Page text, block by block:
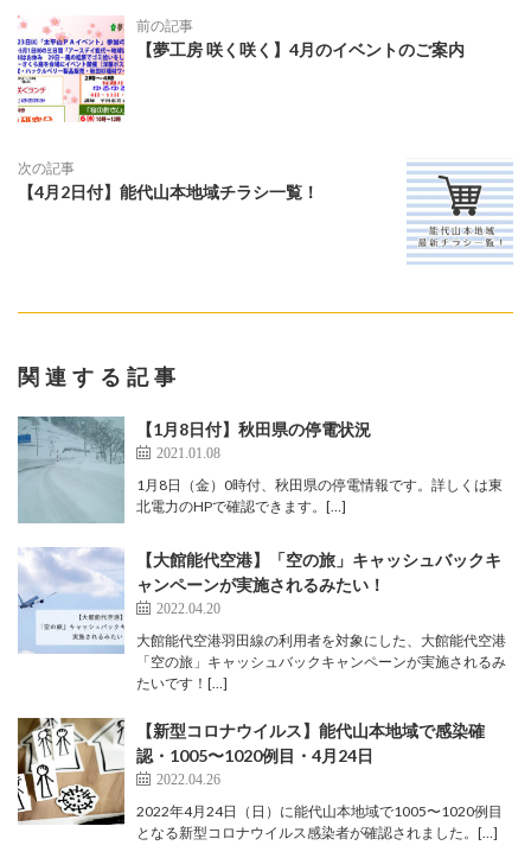
前の記事
【夢工房 咲く咲く】4月のイベントのご案内
次の記事
【4月2日付】能代山本地域チラシ一覧！
関連する記事
【1月8日付】秋田県の停電状況
2021.01.08
1月8日（金）0時付、秋田県の停電情報です。詳しくは東
北電力のHPで確認できます。[…]
【大館能代空港】「空の旅」キャッシュバックキ
ャンペーンが実施されるみたい！
2022.04.20
大館能代空港羽田線の利用者を対象にした、大館能代空港
「空の旅」キャッシュバックキャンペーンが実施されるみ
たいです！[…]
【新型コロナウイルス】能代山本地域で感染確
認・1005〜1020例目・4月24日
2022.04.26
2022年4月24日（日）に能代山本地域で1005〜1020例目
となる新型コロナウイルス感染者が確認されました。[…]